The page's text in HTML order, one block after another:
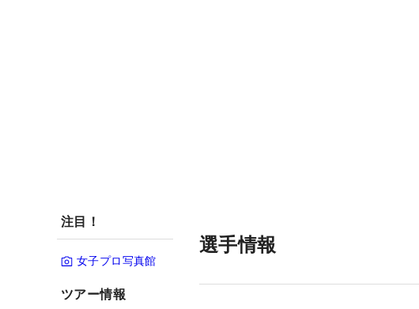
注目！
女子プロ写真館
ツアー情報
選手情報